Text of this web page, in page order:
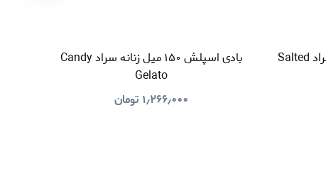
بادی اسپلش ۱۵۰ میل زنانه سراد Salted
بادی اسپلش ۱۵۰ میل زنانه سراد Candy
Gelato
۱٫۲۶۶٫۰۰۰ تومان